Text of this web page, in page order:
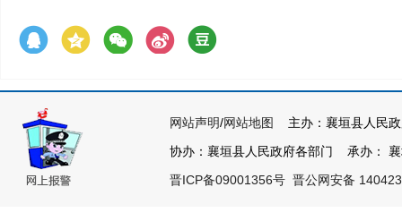
网站声明/网站地图
主办：襄垣县人民
协办：襄垣县人民政府各部门 承办：
晋ICP备09001356号 晋公网安备